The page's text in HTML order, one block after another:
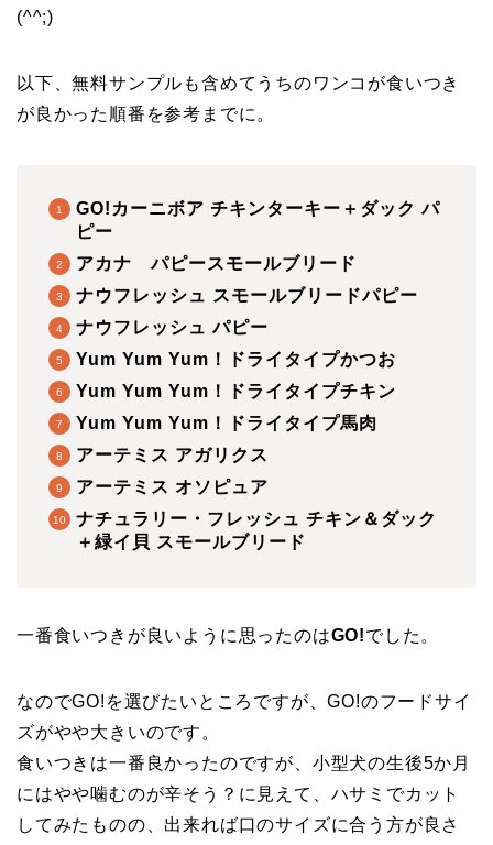
(^^;)
以下、無料サンプルも含めてうちのワンコが食いつき
が良かった順番を参考までに。
GO!カーニボア チキンターキー＋ダック パ
ピー
アカナ パピースモールブリード
ナウフレッシュ スモールブリードパピー
ナウフレッシュ パピー
Yum Yum Yum！ドライタイプかつお
Yum Yum Yum！ドライタイプチキン
Yum Yum Yum！ドライタイプ馬肉
アーテミス アガリクス
アーテミス オソピュア
ナチュラリー・フレッシュ チキン＆ダック
＋緑イ貝 スモールブリード
一番食いつきが良いように思ったのはGO!でした。
なのでGO!を選びたいところですが、GO!のフードサイ
ズがやや大きいのです。
食いつきは一番良かったのですが、小型犬の生後5か月
にはやや噛むのが辛そう？に見えて、ハサミでカット
してみたものの、出来れば口のサイズに合う方が良さ